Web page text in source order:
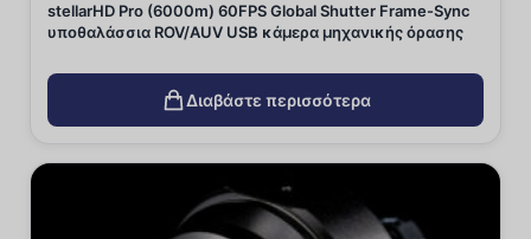
stellarHD Pro (6000m) 60FPS Global Shutter Frame-Sync
υποθαλάσσια ROV/AUV USB κάμερα μηχανικής όρασης
Διαβάστε περισσότερα